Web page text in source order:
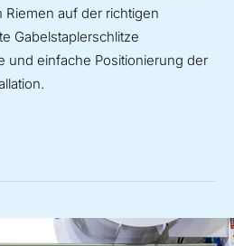
auf der richtigen
Gabelstaplerschlitze
und einfache Positionierung der